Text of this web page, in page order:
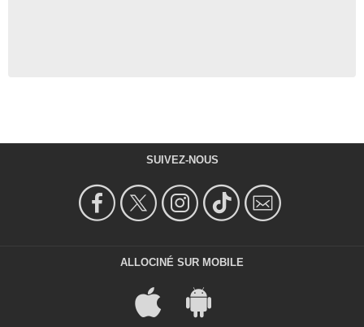
SUIVEZ-NOUS
ALLOCINÉ SUR MOBILE